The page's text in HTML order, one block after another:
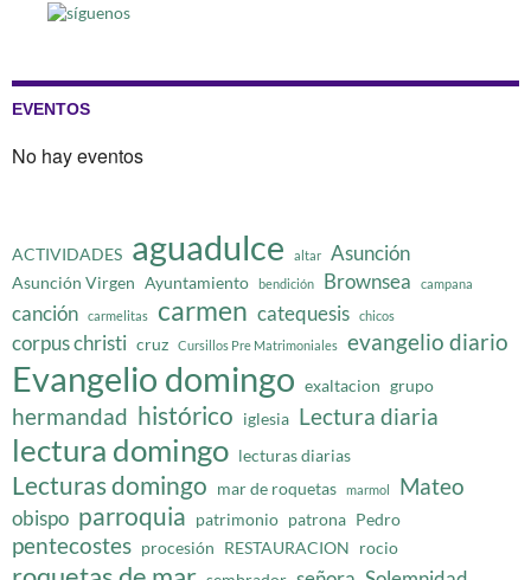
EVENTOS
No hay eventos
ACTIVIDADES aguadulce altar Asunción
Asunción Virgen Ayuntamiento bendición Brownsea campana
canción carmelitas carmen catequesis chicos
corpus christi cruz Cursillos Pre Matrimoniales evangelio diario
Evangelio domingo exaltacion grupo
hermandad histórico iglesia Lectura diaria
lectura domingo lecturas diarias
Lecturas domingo mar de roquetas marmol Mateo
obispo parroquia patrimonio patrona Pedro
pentecostes procesión RESTAURACION rocio